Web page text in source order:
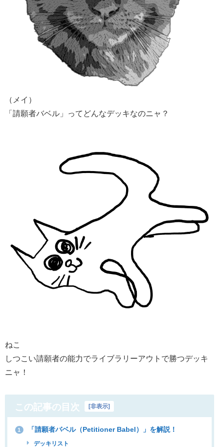
（メイ）
「請願者バベル」ってどんなデッキなのニャ？
ねこ
しつこい請願者の能力でライブラリーアウトで勝つデッキ
ニャ！
この記事の目次 非表示
1 「請願者バベル（Petitioner Babel）」を解説！
デッキリスト